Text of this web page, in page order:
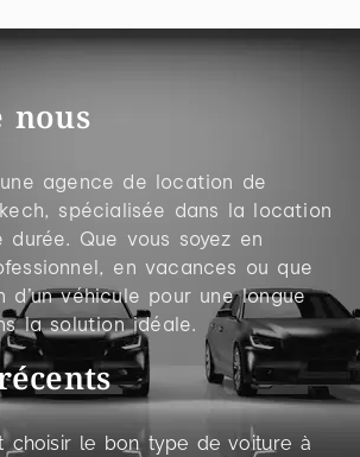
nous
agence de location de
spécialisée dans la location
Que vous soyez en
en vacances ou que
d’un véhicule pour une longue
la solution idéale.
choisir le bon type de voiture à